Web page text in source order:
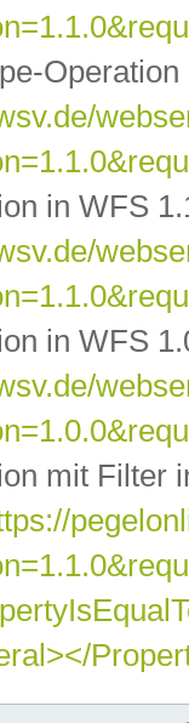
in WFS
in WFS
mit Filter